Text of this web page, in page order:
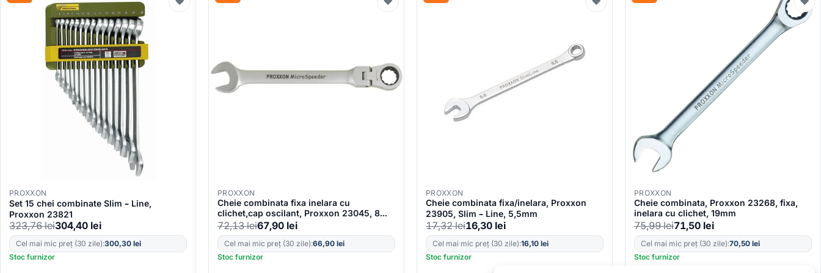
PROXXON
Set 15 chei combinate Slim – Line,
Proxxon 23821
323,76lei304,40 lei
Cel mai mic preț (30 zile):300,30 lei
Stoc furnizor
PROXXON
Cheie combinata fixa inelara cu
clichet,cap oscilant, Proxxon 23045, 8
mm
72,13lei67,90 lei
Cel mai mic preț (30 zile):66,90 lei
Stoc furnizor
PROXXON
Cheie combinata fixa/inelara, Proxxon
23905, Slim – Line, 5,5mm
17,32lei16,30 lei
Cel mai mic preț (30 zile):16,10 lei
Stoc furnizor
PROXXON
Cheie combinata, Proxxon 23268, fixa,
inelara cu clichet, 19mm
75,99lei71,50 lei
Cel mai mic preț (30 zile):70,50 lei
Stoc furnizor